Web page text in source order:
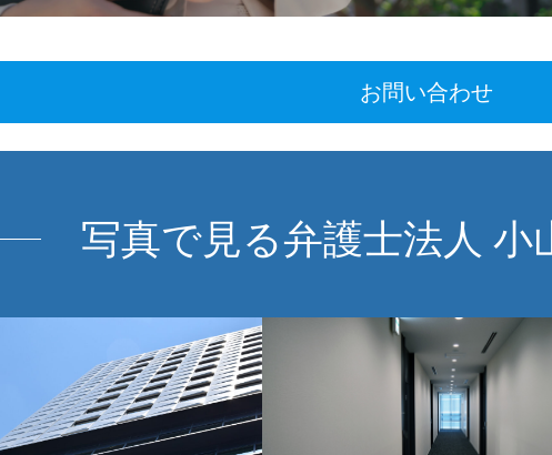
お問い合わせ
写真で見る弁護士法人 小